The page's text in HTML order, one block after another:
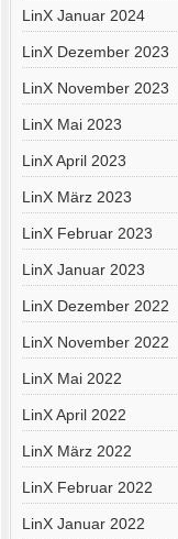
LinX Januar 2024
LinX Dezember 2023
LinX November 2023
LinX Mai 2023
LinX April 2023
LinX März 2023
LinX Februar 2023
LinX Januar 2023
LinX Dezember 2022
LinX November 2022
LinX Mai 2022
LinX April 2022
LinX März 2022
LinX Februar 2022
LinX Januar 2022